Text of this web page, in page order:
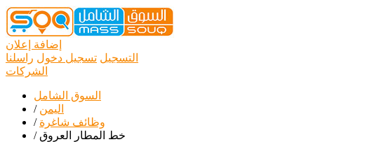
إضافة إعلان
التسجيل تسجيل دخول راسلنا
الشركات
السوق الشامل
/ اليمن
/ وظائف شاغرة
/ خط المطار العروق